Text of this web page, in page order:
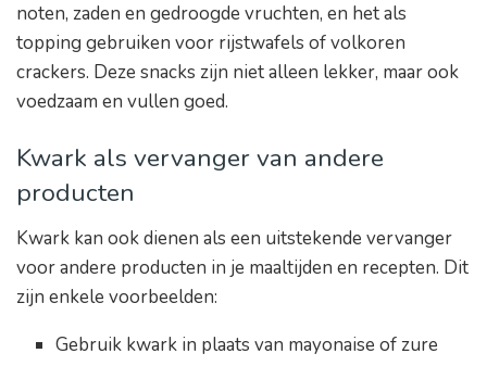
noten, zaden en gedroogde vruchten, en het als
topping gebruiken voor rijstwafels of volkoren
crackers. Deze snacks zijn niet alleen lekker, maar ook
voedzaam en vullen goed.
Kwark als vervanger van andere
producten
Kwark kan ook dienen als een uitstekende vervanger
voor andere producten in je maaltijden en recepten. Dit
zijn enkele voorbeelden:
Gebruik kwark in plaats van mayonaise of zure